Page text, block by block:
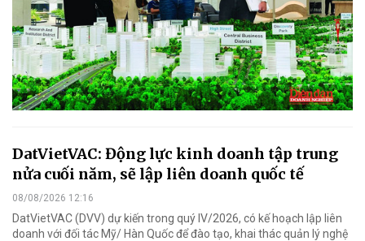
DatVietVAC: Động lực kinh doanh tập trung
nửa cuối năm, sẽ lập liên doanh quốc tế
08/08/2026 12:16
DatVietVAC (DVV) dự kiến trong quý IV/2026, có kế hoạch lập liên
doanh với đối tác Mỹ/ Hàn Quốc để đào tạo, khai thác quản lý nghệ